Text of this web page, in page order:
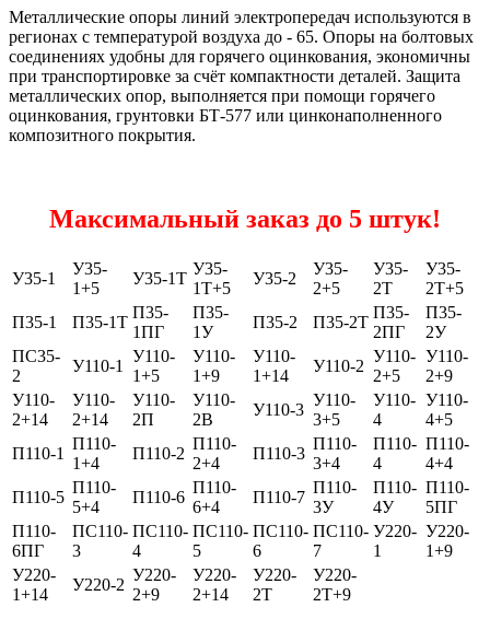
Металлические опоры линий электропередач используются в
регионах с температурой воздуха до - 65. Опоры на болтовых
соединениях удобны для горячего оцинкования, экономичны
при транспортировке за счёт компактности деталей. Защита
металлических опор, выполняется при помощи горячего
оцинкования, грунтовки БТ-577 или цинконаполненного
композитного покрытия.
Максимальный заказ до 5 штук!
У35-1
У35-
1+5
У35-1Т
У35-
1Т+5
У35-2
У35-
2+5
У35-
2Т
У35-
2Т+5
П35-1
П35-1Т
П35-
1ПГ
П35-
1У
П35-2 П35-2Т
П35-
2ПГ
П35-
2У
ПС35-
2
У110-1
У110-
1+5
У110-
1+9
У110-
1+14
У110-2
У110-
2+5
У110-
2+9
У110-
2+14
У110-
2+14
У110-
2П
У110-
2В
У110-3
У110-
3+5
У110-
4
У110-
4+5
П110-1
П110-
1+4
П110-2
П110-
2+4
П110-3
П110-
3+4
П110-
4
П110-
4+4
П110-5
П110-
5+4
П110-6
П110-
6+4
П110-7
П110-
3У
П110-
4У
П110-
5ПГ
П110-
6ПГ
ПС110-
3
ПС110-
4
ПС110-
5
ПС110-
6
ПС110-
7
У220-
1
У220-
1+9
У220-
1+14
У220-2
У220-
2+9
У220-
2+14
У220-
2Т
У220-
2Т+9